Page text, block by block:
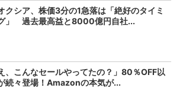
クシア、株価3分の1急落は「絶好のタイミ
」 過去最高益と8000億円自社...
、こんなセールやってたの？」80％OFF以
が続々登場！Amazonの本気が...